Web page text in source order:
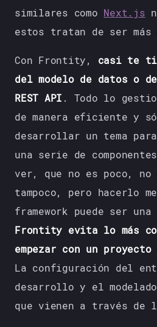
similares como Next.js
estos tratan de ser
Con Frontity, casi te
del modelo de datos o
REST API . Todo lo
de manera eficiente y
desarrollar un tema
una serie de
ver, que no es poco, no
tampoco, pero hacerlo
framework puede ser
Frontity evita lo más
empezar con un
La configuración del
desarrollo y el
que vienen a través de